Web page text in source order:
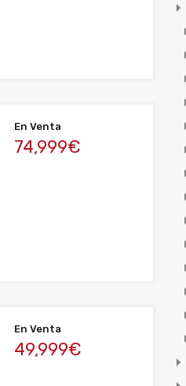
En Venta
74,999€
En Venta
49,999€